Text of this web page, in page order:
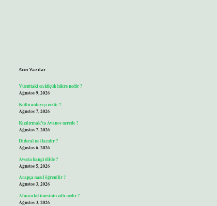
Son Yazılar
Vücuttaki en küçük hücre nedir ?
Ağustos 9, 2026
Kutlu anlayışı nedir ?
Ağustos 7, 2026
Kızılırmak’ta Avanos nerede ?
Ağustos 7, 2026
Dideral ne ilacıdır ?
Ağustos 6, 2026
Avesta hangi dilde ?
Ağustos 5, 2026
Arapça nasıl öğrenilir ?
Ağustos 3, 2026
Afacan kelimesinin zıttı nedir ?
Ağustos 3, 2026